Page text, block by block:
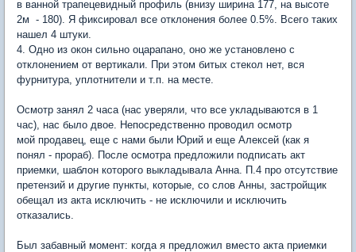
в ванной трапецевидный профиль (внизу ширина 177, на высоте
2м - 180). Я фиксировал все отклонения более 0.5%. Всего таких
нашел 4 штуки.
4. Одно из окон сильно оцарапано, оно же установлено с
отклонением от вертикали. При этом битых стекол нет, вся
фурнитура, уплотнители и т.п. на месте.
Осмотр занял 2 часа (нас уверяли, что все укладываются в 1
час), нас было двое. Непосредственно проводил осмотр
мой продавец, еще с нами были Юрий и еще Алексей (как я
понял - прораб). После осмотра предложили подписать акт
приемки, шаблон которого выкладывала Анна. П.4 про отсутствие
претензий и другие пункты, которые, со слов Анны, застройщик
обещал из акта исключить - не исключили и исключить
отказались.
Был забавный момент: когда я предложил вместо акта приемки